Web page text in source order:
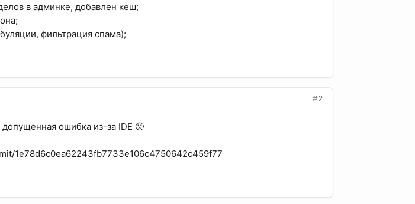
в админке, добавлен кеш;
фильтрация спама);
#2
ошибка из-за IDE 🙁
1e78d6c0ea62243fb7733e106c4750642c459f77